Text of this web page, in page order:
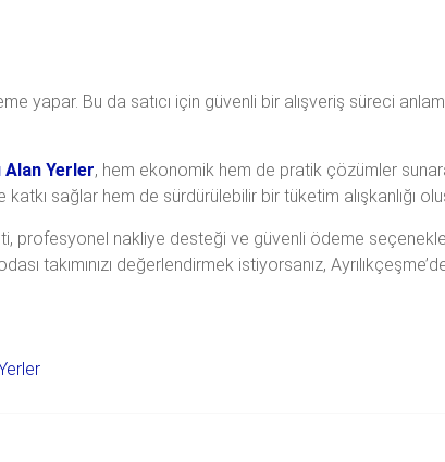
yapar. Bu da satıcı için güvenli bir alışveriş süreci
Alan Yerler, hem ekonomik hem de pratik çözümler
sağlar hem de sürdürülebilir bir tüketim alışkanlığı
profesyonel nakliye desteği ve güvenli ödeme
takımınızı değerlendirmek istiyorsanız,